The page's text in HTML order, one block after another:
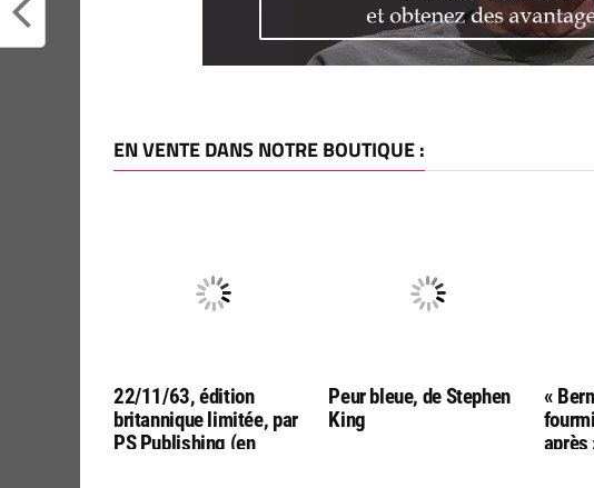
EN VENTE DANS NOTRE BOUTIQUE :
22/11/63, édition
britannique limitée, par
PS Publishing (en
Peur bleue, de Stephen
King
«
après